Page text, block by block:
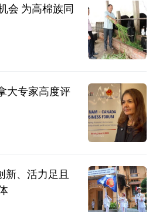
会 为高棉族同
大专家高度评
、活力足且